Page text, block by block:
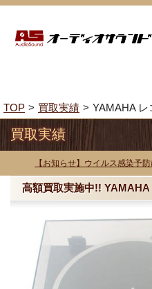
TOP 買取実績 YAMAHA レ
買取実績
【お知らせ】ウイルス感染予
高額買取実施中!!